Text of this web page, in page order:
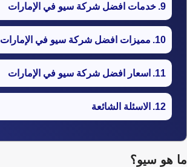
خدمات افضل شركة سيو في الإمارات
مميزات افضل شركة سيو في الإمارات
اسعار افضل شركة سيو في الإمارات
الاسئلة الشائعة
ما هو سيو؟